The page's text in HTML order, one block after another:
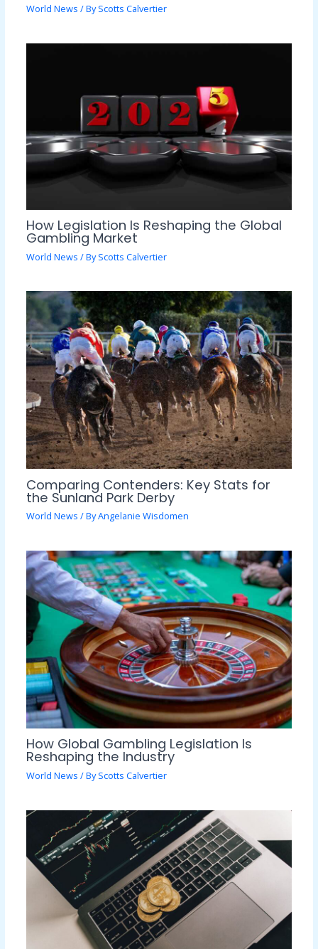
World News / ByScotts Calvertier
How Legislation Is Reshaping the Global
Gambling Market
World News / ByScotts Calvertier
Comparing Contenders: Key Stats for
the Sunland Park Derby
World News / ByAngelanie Wisdomen
How Global Gambling Legislation Is
Reshaping the Industry
World News / ByScotts Calvertier